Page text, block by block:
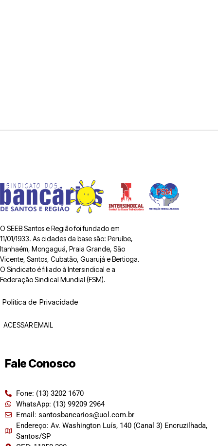
O SEEB Santos e Região foi fundado em
11/01/1933. As cidades da base são: Peruíbe,
Itanhaém, Mongaguá, Praia Grande, São
Vicente, Santos, Cubatão, Guarujá e Bertioga.
O Sindicato é filiado à Intersindical e a
Federação Sindical Mundial (FSM).
Política de Privacidade
ACESSAR EMAIL
Fale Conosco
Fone: (13) 3202 1670
WhatsApp: (13) 99209 2964
Email: santosbancarios@uol.com.br
Endereço: Av. Washington Luís, 140 (Canal 3) Encruzilhada,
Santos/SP